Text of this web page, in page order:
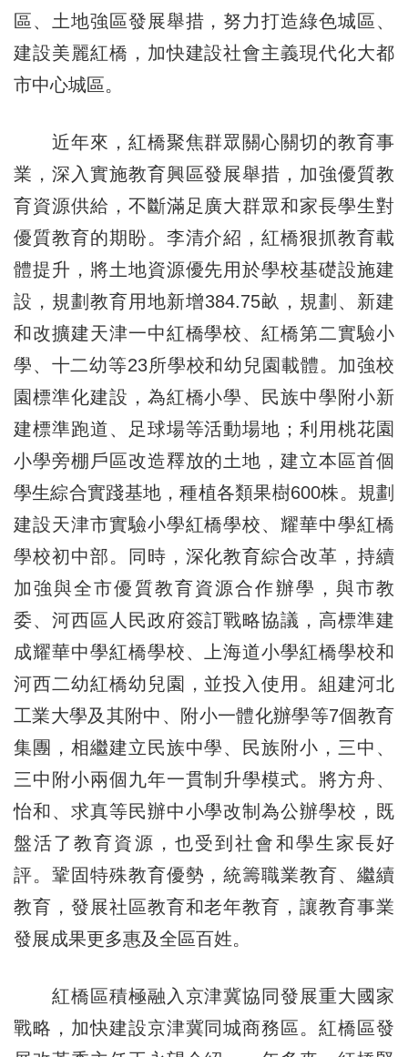
區、土地強區發展舉措，努力打造綠色城區、
建設美麗紅橋，加快建設社會主義現代化大都
市中心城區。
近年來，紅橋聚焦群眾關心關切的教育事
業，深入實施教育興區發展舉措，加強優質教
育資源供給，不斷滿足廣大群眾和家長學生對
優質教育的期盼。李清介紹，紅橋狠抓教育載
體提升，將土地資源優先用於學校基礎設施建
設，規劃教育用地新增384.75畝，規劃、新建
和改擴建天津一中紅橋學校、紅橋第二實驗小
學、十二幼等23所學校和幼兒園載體。加強校
園標準化建設，為紅橋小學、民族中學附小新
建標準跑道、足球場等活動場地；利用桃花園
小學旁棚戶區改造釋放的土地，建立本區首個
學生綜合實踐基地，種植各類果樹600株。規劃
建設天津市實驗小學紅橋學校、耀華中學紅橋
學校初中部。同時，深化教育綜合改革，持續
加強與全市優質教育資源合作辦學，與市教
委、河西區人民政府簽訂戰略協議，高標準建
成耀華中學紅橋學校、上海道小學紅橋學校和
河西二幼紅橋幼兒園，並投入使用。組建河北
工業大學及其附中、附小一體化辦學等7個教育
集團，相繼建立民族中學、民族附小，三中、
三中附小兩個九年一貫制升學模式。將方舟、
怡和、求真等民辦中小學改制為公辦學校，既
盤活了教育資源，也受到社會和學生家長好
評。鞏固特殊教育優勢，統籌職業教育、繼續
教育，發展社區教育和老年教育，讓教育事業
發展成果更多惠及全區百姓。
紅橋區積極融入京津冀協同發展重大國家
戰略，加快建設京津冀同城商務區。紅橋區發